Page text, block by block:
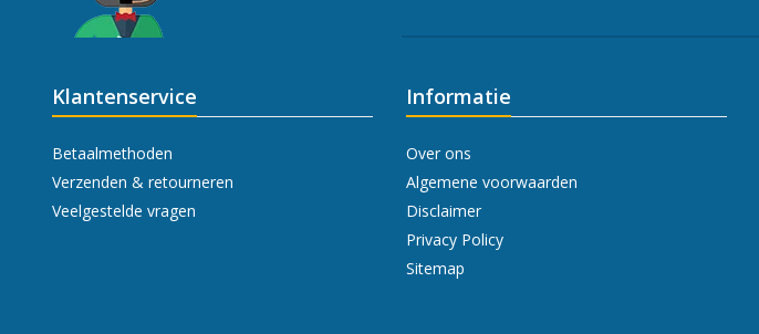
Klantenservice
Betaalmethoden
Verzenden & retourneren
Veelgestelde vragen
Informatie
Over ons
Algemene voorwaarden
Disclaimer
Privacy Policy
Sitemap